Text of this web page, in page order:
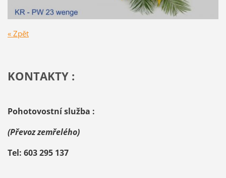
« Zpět
KONTAKTY :
Pohotovostní služba :
(Převoz zemřelého)
Tel: 603 295 137